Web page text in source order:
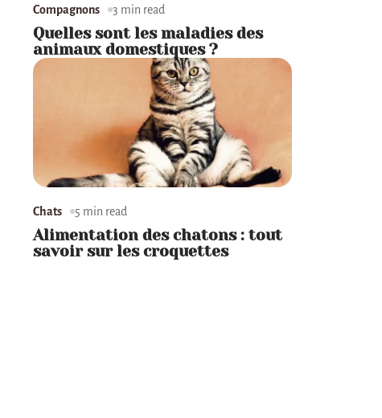
Compagnons 3 min read
Quelles sont les maladies des
animaux domestiques ?
Chats 5 min read
Alimentation des chatons : tout
savoir sur les croquettes